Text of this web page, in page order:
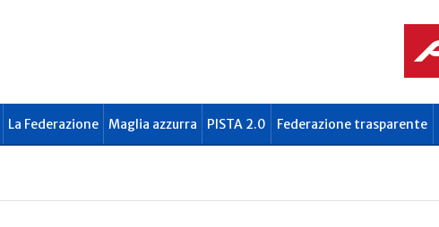
La Federazione Maglia azzurra PISTA 2.0 Federazione trasparente